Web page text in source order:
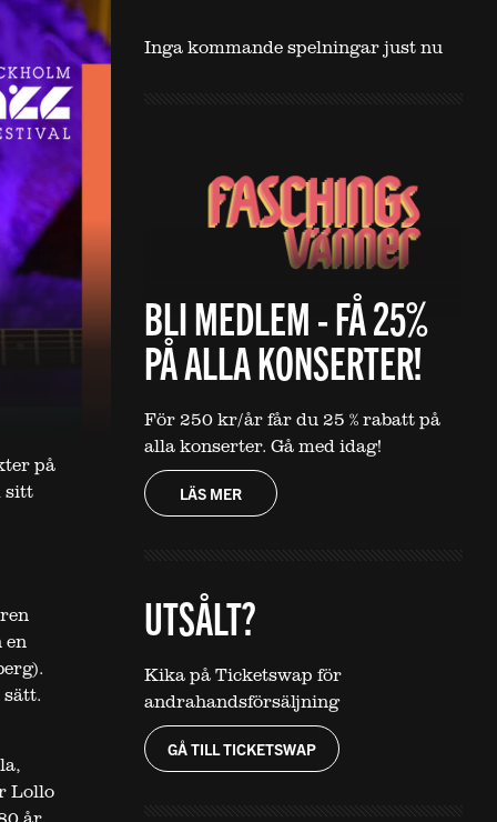
på
sitt
Lollo
Inga kommande spelningar just nu
BLI MEDLEM - FÅ 25%
PÅ ALLA KONSERTER!
För 250 kr/år får du 25 % rabatt på
alla konserter. Gå med idag!
LÄS MER
UTSÅLT?
Kika på Ticketswap för
andrahandsförsäljning
GÅ TILL TICKETSWAP